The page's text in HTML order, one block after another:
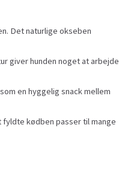
Det naturlige okseben
giver hunden noget at arbejde
en hyggelig snack mellem
kødben passer til mange